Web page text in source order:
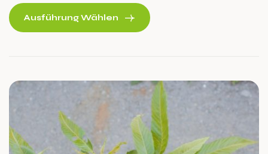
Ausführung Wählen